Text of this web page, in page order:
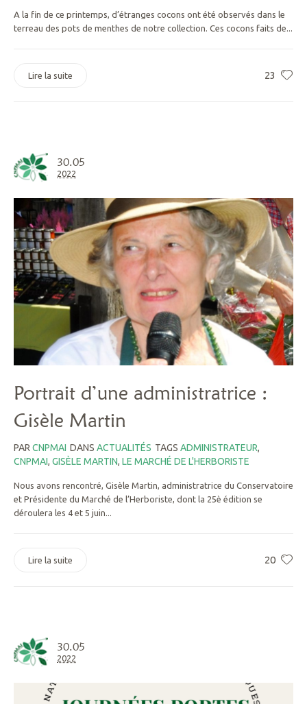
A la fin de ce printemps, d’étranges cocons ont été observés dans le
terreau des pots de menthes de notre collection. Ces cocons faits de...
23
Lire la suite
30.05
2022
Portrait d’une administratrice :
Gisèle Martin
PAR CNPMAI DANS ACTUALITÉS TAGS ADMINISTRATEUR,
CNPMAI, GISÈLE MARTIN, LE MARCHÉ DE L'HERBORISTE
Nous avons rencontré, Gisèle Martin, administratrice du Conservatoire
et Présidente du Marché de l’Herboriste, dont la 25è édition se
déroulera les 4 et 5 juin...
20
Lire la suite
30.05
2022